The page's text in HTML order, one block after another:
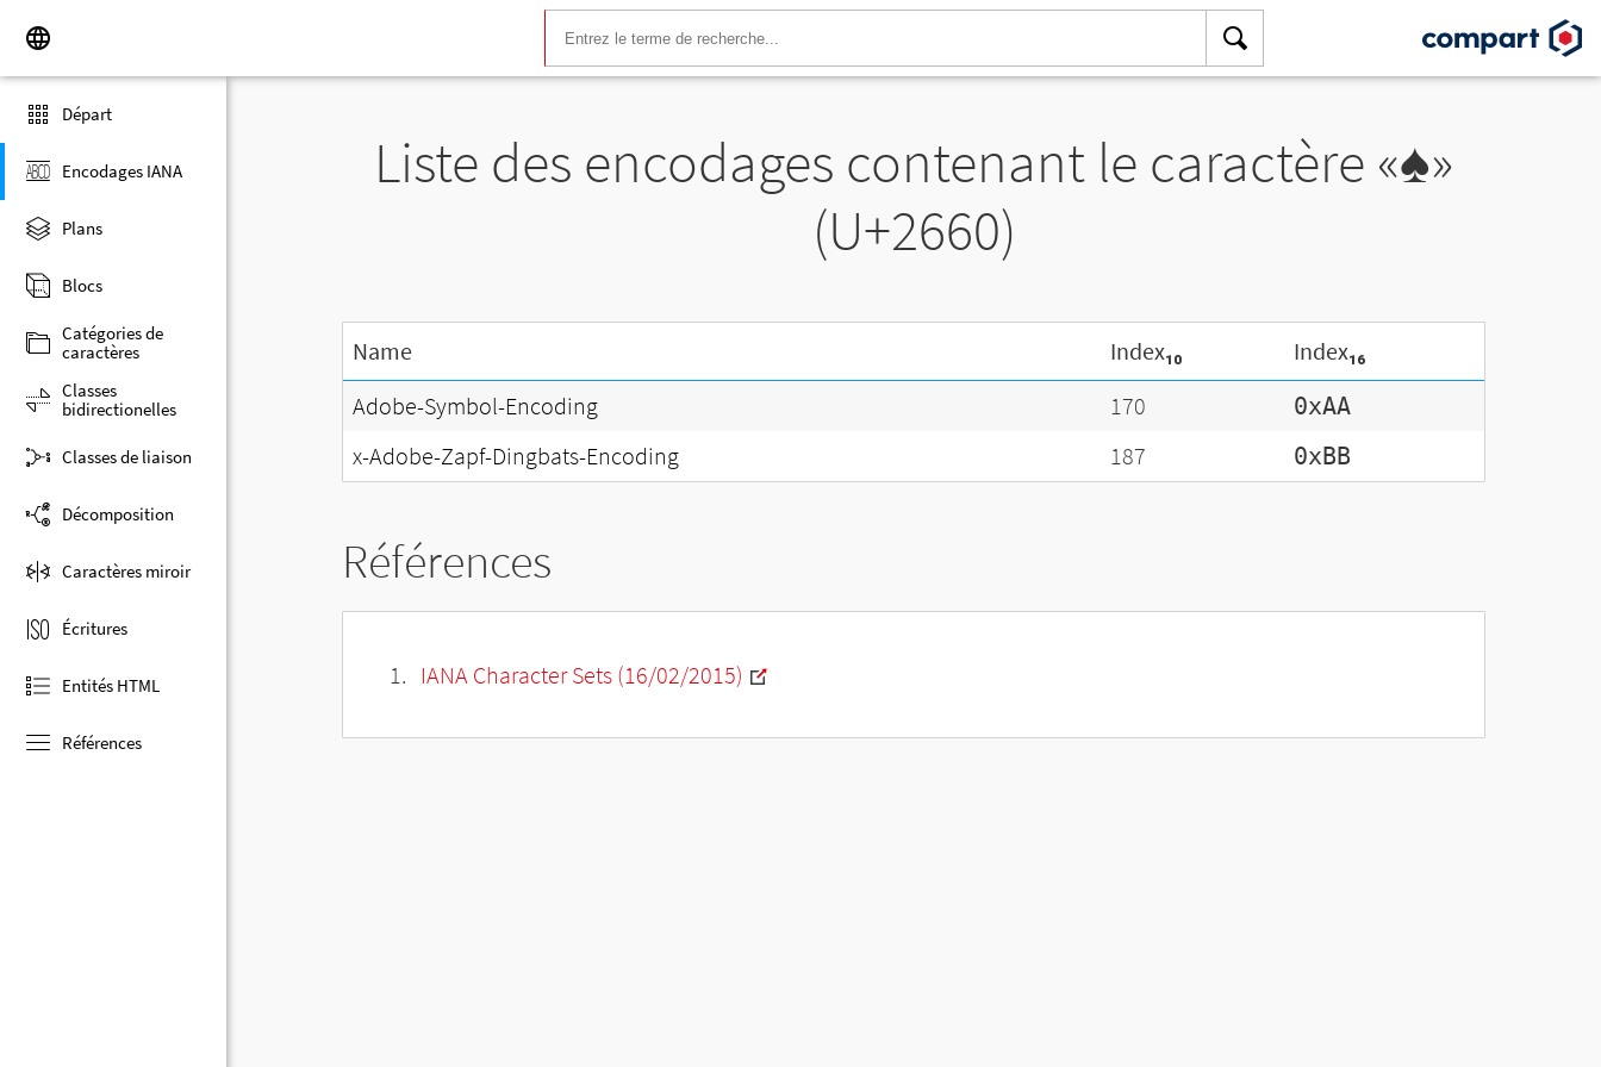
Départ
Encodages IANA
Plans
Blocs
Catégories de
caractères
Classes
bidirectionelles
Classes de liaison
Décomposition
Caractères miroir
Écritures
Entités HTML
Références
Liste des encodages contenant le caractère «♠»
(U+2660)
Name Index₁₀
Index₁₆
Adobe-Symbol-Encoding
170 0xAA
x-Adobe-Zapf-Dingbats-Encoding 187 0xBB
Références
IANA Character Sets (16/02/2015)